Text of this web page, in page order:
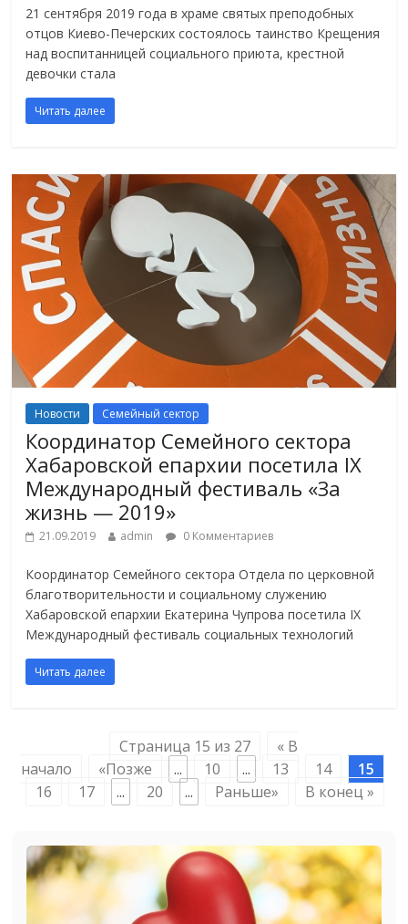
21 сентября 2019 года в храме святых преподобных
отцов Киево-Печерских состоялось таинство Крещения
над воспитанницей социального приюта, крестной
девочки стала
Читать далее
Новости Семейный сектор
Координатор Семейного сектора
Хабаровской епархии посетила IX
Международный фестиваль «За
жизнь — 2019»
21.09.2019 admin 0 Комментариев
Координатор Семейного сектора Отдела по церковной
благотворительности и социальному служению
Хабаровской епархии Екатерина Чупрова посетила IX
Международный фестиваль социальных технологий
Читать далее
Страница 15 из 27
« В
начало
«Позже ... 10 ... 13 14
15
16
17 ... 20 ... Раньше» В конец »